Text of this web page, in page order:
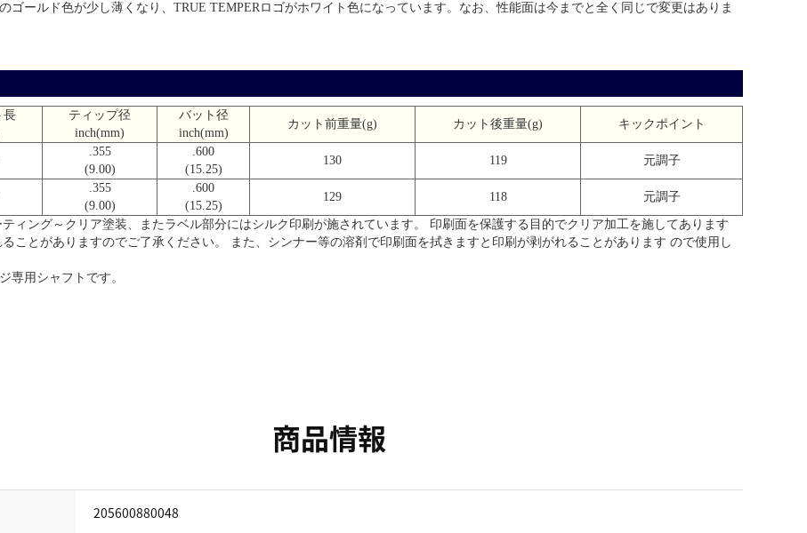
ールド色が少し薄くなり、TRUE TEMPERロゴがホワイト色になっています。なお、性能面は今までと全く同じで変更はありま
長
ティップ径
inch(mm)
バット径
inch(mm)
カット前重量(g) カット後重量(g) キックポイント
.355
(9.00)
.600
(15.25)
130 119 元調子
.355
(9.00)
.600
(15.25)
129 118 元調子
ング～クリア塗装、またラベル部分にはシルク印刷が施されています。 印刷面を保護する目的でクリア加工を施してあります
ことがありますのでご了承ください。 また、シンナー等の溶剤で印刷面を拭きますと印刷が剥がれることがあります ので使用し
専用シャフトです。
商品情報
205600880048